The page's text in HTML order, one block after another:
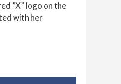
”X” logo on the
with her